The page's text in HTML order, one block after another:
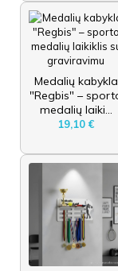
Medalių kabykla
"Regbis" –
medalių laiki...
19,10 €